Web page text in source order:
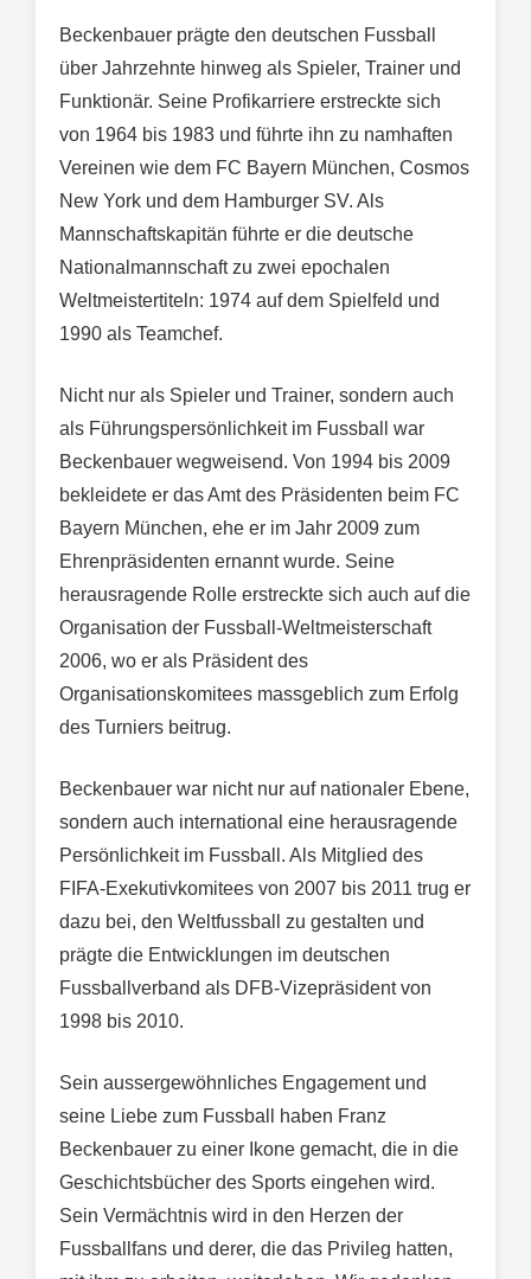
Beckenbauer prägte den deutschen Fussball
über Jahrzehnte hinweg als Spieler, Trainer und
Funktionär. Seine Profikarriere erstreckte sich
von 1964 bis 1983 und führte ihn zu namhaften
Vereinen wie dem FC Bayern München, Cosmos
New York und dem Hamburger SV. Als
Mannschaftskapitän führte er die deutsche
Nationalmannschaft zu zwei epochalen
Weltmeistertiteln: 1974 auf dem Spielfeld und
1990 als Teamchef.
Nicht nur als Spieler und Trainer, sondern auch
als Führungspersönlichkeit im Fussball war
Beckenbauer wegweisend. Von 1994 bis 2009
bekleidete er das Amt des Präsidenten beim FC
Bayern München, ehe er im Jahr 2009 zum
Ehrenpräsidenten ernannt wurde. Seine
herausragende Rolle erstreckte sich auch auf die
Organisation der Fussball-Weltmeisterschaft
2006, wo er als Präsident des
Organisationskomitees massgeblich zum Erfolg
des Turniers beitrug.
Beckenbauer war nicht nur auf nationaler Ebene,
sondern auch international eine herausragende
Persönlichkeit im Fussball. Als Mitglied des
FIFA-Exekutivkomitees von 2007 bis 2011 trug er
dazu bei, den Weltfussball zu gestalten und
prägte die Entwicklungen im deutschen
Fussballverband als DFB-Vizepräsident von
1998 bis 2010.
Sein aussergewöhnliches Engagement und
seine Liebe zum Fussball haben Franz
Beckenbauer zu einer Ikone gemacht, die in die
Geschichtsbücher des Sports eingehen wird.
Sein Vermächtnis wird in den Herzen der
Fussballfans und derer, die das Privileg hatten,